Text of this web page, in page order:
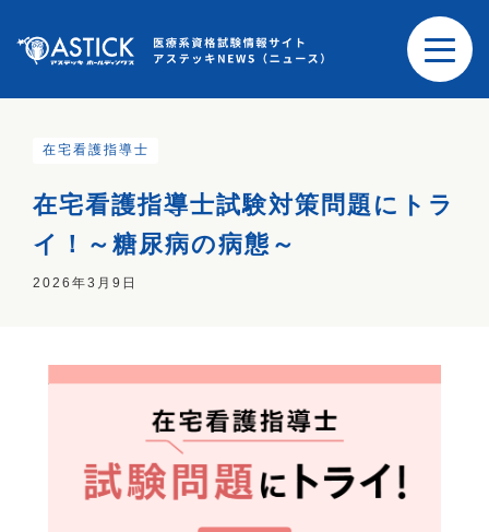
在宅看護指導士
在宅看護指導士試験対策問題にトラ
イ！～糖尿病の病態～
2026年3月9日